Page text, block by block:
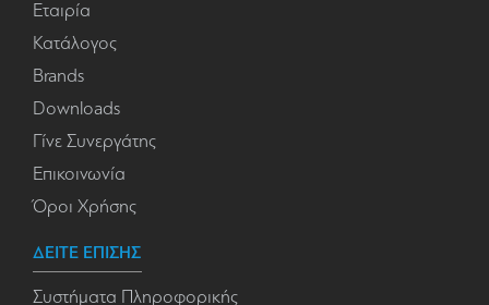
Εταιρία
Κατάλογος
Brands
Downloads
Γίνε Συνεργάτης
Επικοινωνία
Όροι Χρήσης
ΔΕΙΤΕ ΕΠΙΣΗΣ
Συστήματα Πληροφορικής